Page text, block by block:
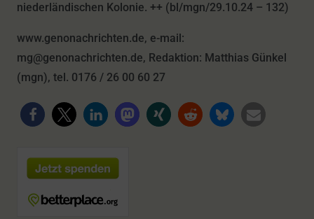
niederländischen Kolonie. ++ (bl/mgn/29.10.24 – 132)
www.genonachrichten.de, e-mail:
mg@genonachrichten.de, Redaktion: Matthias Günkel
(mgn), tel. 0176 / 26 00 60 27